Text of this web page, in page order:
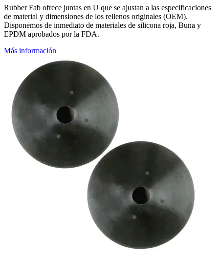
Rubber Fab ofrece juntas en U que se ajustan a las especificaciones
de material y dimensiones de los rellenos originales (OEM).
Disponemos de inmediato de materiales de silicona roja, Buna y
EPDM aprobados por la FDA.
Más información